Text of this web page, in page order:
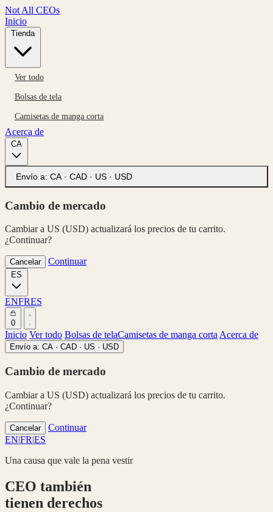
Not All CEOs
Inicio
Tienda
Ver todo
Bolsas de tela
Camisetas de manga corta
Acerca de
Envío a: CA · CAD · US · USD
Cambio de mercado
Cambiar a US (USD) actualizará los precios de tu carrito.
¿Continuar?
Cancelar Continuar
ENFRES
0
Inicio Ver todo Bolsas de telaCamisetas de manga cortaAcerca de
Envío a: CA · CAD · US · USD
Cambio de mercado
Cambiar a US (USD) actualizará los precios de tu carrito.
¿Continuar?
Cancelar
Continuar
EN|FR|ES
Una causa que vale la pena vestir
CEO también
tienen derechos